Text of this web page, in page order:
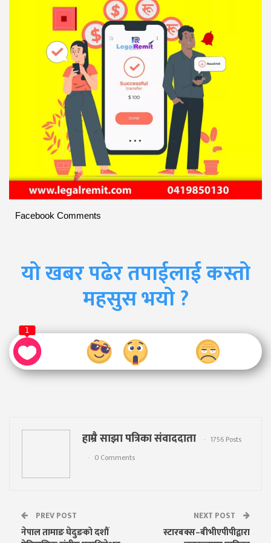
Facebook Comments
यो खबर पढेर तपाईलाई कस्तो
महसुस भयो ?
1
हाम्रै साझा पत्रिका संवाददाता
1756 Posts
0 Comments
PREV POST
नेपाल तामाङ घेदुङको दशौं
NEXT POST
स्टारबक्स–बीभीएपीपीद्वारा